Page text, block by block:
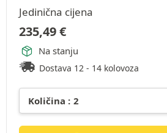
Jedinična cijena
235,49€
Na stanju
Dostava 12 - 14 kolovoza